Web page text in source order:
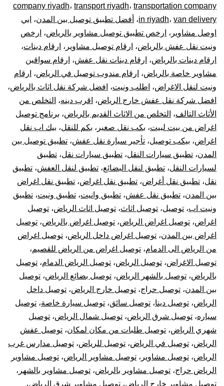
نقل
البضائع
الأغراض
داخل
و
خارج
الرياض
company riyadh، transport riyadh، transportation company
in riyadh، van delivery ، أفضل تطبيق توصيل بين المدن، ابي
اوصل مشاوير ، ارخص تطبيق توصيل مشاوير بالرياض، ارخص
ونيت نقل عفش بالرياض، ارقام توصيل مشاوير ، ارقام دينات،
ارقام دينات بالرياض، ارقام دينات نقل عفش، ارقام سواقين
مشاوير خاصة بالرياض، ارقام مندوب توصيل في الرياض، ارقام
ونيت لنقل الاغراض، اطلب ونيت، افضل شركة نقل اثاث بالرياض،
افضل شركة نقل عفش خارج الرياض، اقرب دينه، التخلص من
الأثاث التالف، التخلص من الاثاث القديم بالرياض، برنامج توصيل
اغراض من بيت لبيت، بكب نقل صغير ، بكم للنقل، بيك اب نقل
اغراض، بيكب توصيل، تأجير سيارة نقل عفش، تطبيق توصيل بين
المدن، تطبيق سيارات النقل، تطبيق سيارات نقل، تطبيق
لسيارات النقل، تطبيق لنقل البضائع، تطبيق لنقل العفش، تطبيق
نقل، تطبيق نقل أغراض، تطبيق نقل اغراض، تطبيق نقل اغراض
بين المدن، تطبيق نقل عفش، تطبيق وانيت، تطبيق ونيت، تطبيق
ونيت اب، توصيل، توصيل اثاث، توصيل اثاث الرياض، توصيل
اغراض، توصيل اغراض الرياض، توصيل اغراض بالرياض، توصيل
اغراض بين المدن، توصيل اغراض داخل الرياض، توصيل اغراض
من الرياض الى الدمام، توصيل اغراض من الرياض للقصيم،
توصيل الاغراض، توصيل الرياض، توصيل الرياض الدمام، توصيل
بالرياض، توصيل بالشهر الرياض، توصيل بضائع الرياض، توصيل
بين المدن، توصيل حراج، توصيل خارج الرياض، توصيل داخل
الرياض، توصيل دينا، توصيل سائق، توصيل سيارة خاصة، توصيل
سياره، توصيل شرق الرياض، توصيل شمال الرياض، توصيل
شهري الرياض، توصيل طلبات من مكان لمكان، توصيل عفش
الرياض، توصيل في الرياض، توصيل للرياض، توصيل مدارس غرب
الرياض، توصيل مشاوير ، توصيل مشاوير الرياض، توصيل مشاوير
الرياض حراج، توصيل مشاوير بالرياض، توصيل مشاوير بالشهر ،
توصيل مشاوير خارج الرياض، توصيل مشاوير شرق الرياض،